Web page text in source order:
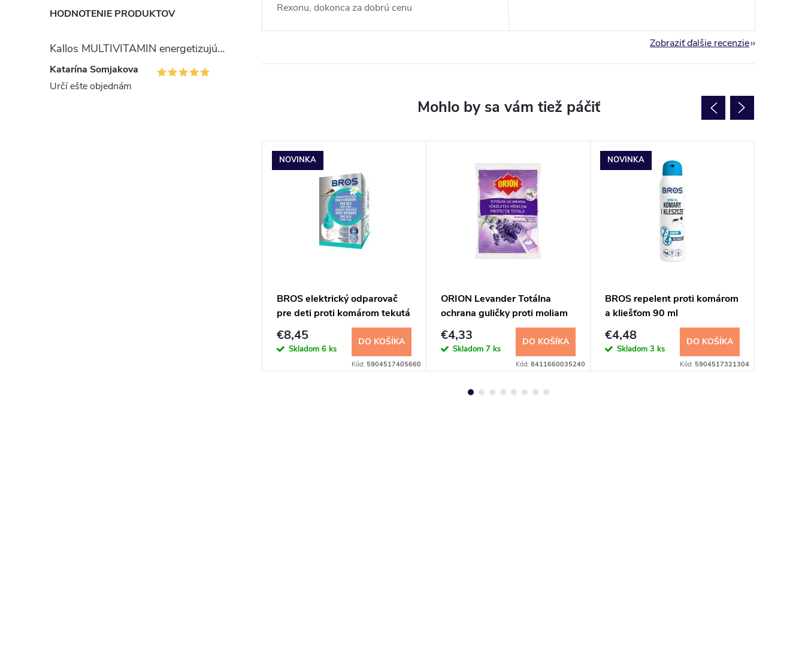
HODNOTENIE PRODUKTOV
Kallos MULTIVITAMIN energetizujúci šampón na vlasy 1 l
Katarína Somjakova
Určí ešte objednám
NOVINKA
BROS elektrický odparovač
pre deti proti komárom tekutá
náplň 40ml
€8,45
Skladom 6 ks
DO KOŠÍKA
Kód: 5904517405660
ORION Levander Totálna
ochrana guličky proti moliam
20ks
€4,33
Skladom 7 ks
DO KOŠÍKA
Kód: 8411660035240
NOVINKA
BROS repelent proti komárom
a kliešťom 90 ml
€4,48
Skladom 3 ks
DO KOŠÍKA
Kód: 5904517321304
Rexonu, dokonca za dobrú cenu
Zobraziť ďalšie recenzie